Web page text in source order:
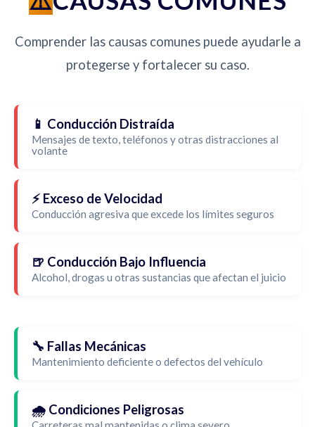
Comprender las causas comunes puede ayudarle a
protegerse y fortalecer su caso.
📱 Conducción Distraída
Mensajes de texto, teléfonos y otras distracciones al
volante
⚡ Exceso de Velocidad
Conducción agresiva que excede los límites seguros
🍺 Conducción Bajo Influencia
Alcohol, drogas u otras sustancias que afectan el juicio
🔧 Fallas Mecánicas
Mantenimiento deficiente o defectos del vehículo
🌧️ Condiciones Peligrosas